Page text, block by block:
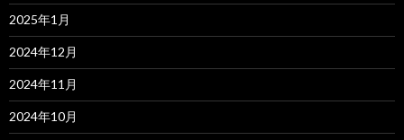
2025年1月
2024年12月
2024年11月
2024年10月